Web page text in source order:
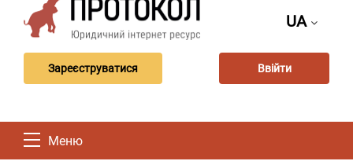
UA
Зареєструватися Ввійти
Меню